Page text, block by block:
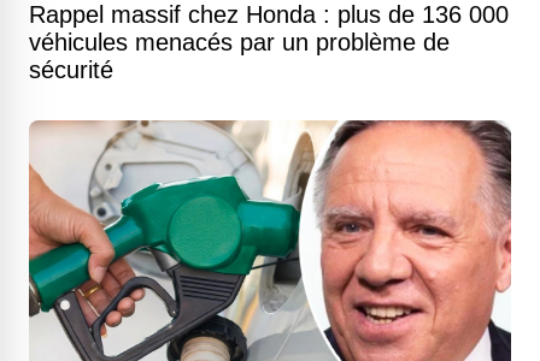
Rappel massif chez Honda : plus de 136 000
véhicules menacés par un problème de
sécurité